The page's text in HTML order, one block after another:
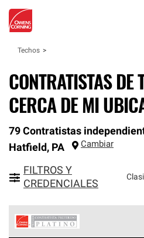
Techos
CONTRATISTAS DE
CERCA DE MI
79 Contratistas
Hatfield, PA Cambiar
FILTROS Y
CREDENCIALES